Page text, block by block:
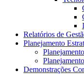
Relatórios de
Planejamento
Demonstrações